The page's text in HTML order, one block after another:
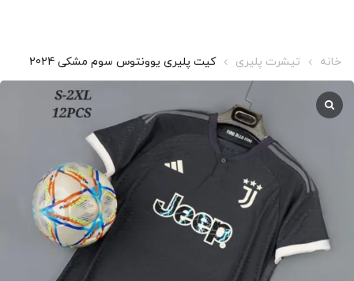
خانه تیشرت پلیری کیت پلیری یوونتوس سوم مشکی 2024